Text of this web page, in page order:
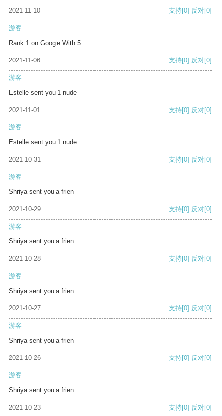
2021-11-10 支持[0] 反对[0]
游客
Rank 1 on Google With 5
2021-11-06 支持[0] 反对[0]
游客
Estelle sent you 1 nude
2021-11-01 支持[0] 反对[0]
游客
Estelle sent you 1 nude
2021-10-31 支持[0] 反对[0]
游客
Shriya sent you a frien
2021-10-29 支持[0] 反对[0]
游客
Shriya sent you a frien
2021-10-28 支持[0] 反对[0]
游客
Shriya sent you a frien
2021-10-27 支持[0] 反对[0]
游客
Shriya sent you a frien
2021-10-26 支持[0] 反对[0]
游客
Shriya sent you a frien
2021-10-23 支持[0] 反对[0]